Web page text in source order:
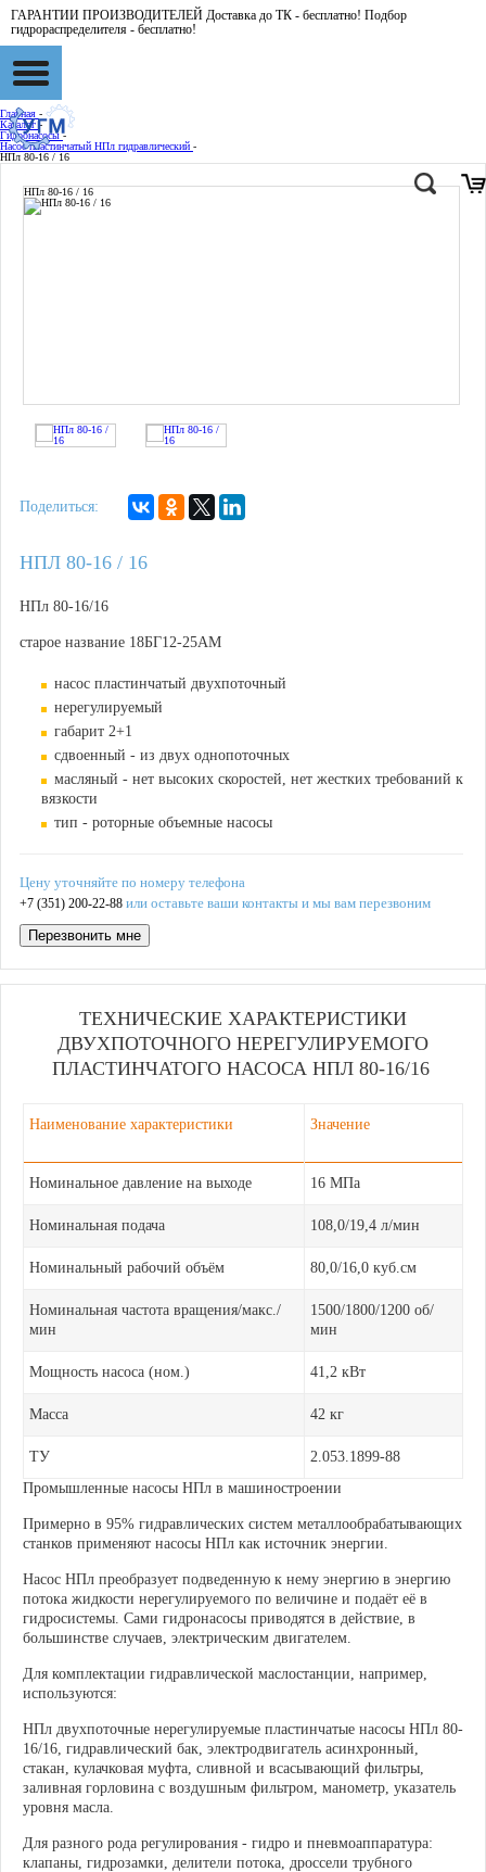
ГАРАНТИИ ПРОИЗВОДИТЕЛЕЙ Доставка до ТК - бесплатно! Подбор
гидрораспределителя - бесплатно!
Главная -
Каталог -
Гидронасосы -
Насос пластинчатый НПл гидравлический -
НПл 80-16 / 16
НПл 80-16 / 16
Поделиться:
НПЛ 80-16 / 16
НПл 80-16/16
старое название 18БГ12-25АМ
насос пластинчатый двухпоточный
нерегулируемый
габарит 2+1
сдвоенный - из двух однопоточных
масляный - нет высоких скоростей, нет жестких требований к
вязкости
тип - роторные объемные насосы
Цену уточняйте по номеру телефона
+7 (351) 200-22-88 или оставьте ваши контакты и мы вам перезвоним
Перезвонить мне
ТЕХНИЧЕСКИЕ ХАРАКТЕРИСТИКИ
ДВУХПОТОЧНОГО НЕРЕГУЛИРУЕМОГО
ПЛАСТИНЧАТОГО НАСОСА НПЛ 80-16/16
Наименование характеристики Значение
Номинальное давление на выходе 16 МПа
Номинальная подача 108,0/19,4 л/мин
Номинальный рабочий объём 80,0/16,0 куб.см
Номинальная частота вращения/макс./
мин
1500/1800/1200 об/
мин
Мощность насоса (ном.) 41,2 кВт
Масса 42 кг
ТУ
2.053.1899-88
Промышленные насосы НПл в машиностроении
Примерно в 95% гидравлических систем металлообрабатывающих
станков применяют насосы НПл как источник энергии.
Насос НПл преобразует подведенную к нему энергию в энергию
потока жидкости нерегулируемого по величине и подаёт её в
гидросистемы. Сами гидронасосы приводятся в действие, в
большинстве случаев, электрическим двигателем.
Для комплектации гидравлической маслостанции, например,
используются:
НПл двухпоточные нерегулируемые пластинчатые насосы НПл 80-
16/16, гидравлический бак, электродвигатель асинхронный,
стакан, кулачковая муфта, сливной и всасывающий фильтры,
заливная горловина с воздушным фильтром, манометр, указатель
уровня масла.
Для разного рода регулирования - гидро и пневмоаппаратура:
клапаны, гидрозамки, делители потока, дроссели трубного